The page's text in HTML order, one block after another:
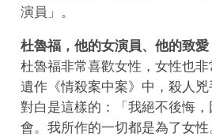
演員」。
杜魯福，他的女演員、他的致愛
杜魯福非常喜歡女性，女性也
遺作《情殺案中案》中，殺人
對白是這樣的：「我絕不後悔
會。我所作的一切都是為了女